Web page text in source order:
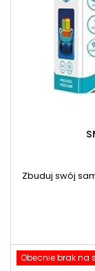
Zbuduj swój
Obecnie brak na